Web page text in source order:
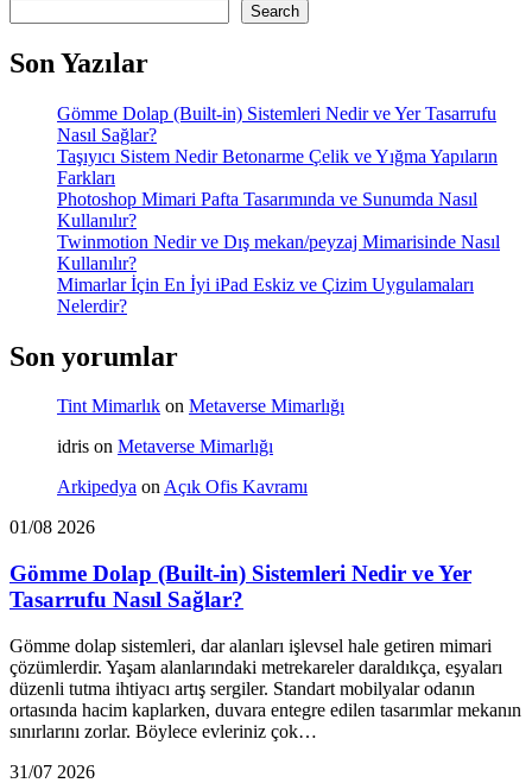
Search
Son Yazılar
Gömme Dolap (Built-in) Sistemleri Nedir ve Yer Tasarrufu
Nasıl Sağlar?
Taşıyıcı Sistem Nedir Betonarme Çelik ve Yığma Yapıların
Farkları
Photoshop Mimari Pafta Tasarımında ve Sunumda Nasıl
Kullanılır?
Twinmotion Nedir ve Dış mekan/peyzaj Mimarisinde Nasıl
Kullanılır?
Mimarlar İçin En İyi iPad Eskiz ve Çizim Uygulamaları
Nelerdir?
Son yorumlar
Tint Mimarlık on Metaverse Mimarlığı
idris on Metaverse Mimarlığı
Arkipedya onAçık Ofis Kavramı
01/08 2026
Gömme Dolap (Built-in) Sistemleri Nedir ve Yer
Tasarrufu Nasıl Sağlar?
Gömme dolap sistemleri, dar alanları işlevsel hale getiren mimari
çözümlerdir. Yaşam alanlarındaki metrekareler daraldıkça, eşyaları
düzenli tutma ihtiyacı artış sergiler. Standart mobilyalar odanın
ortasında hacim kaplarken, duvara entegre edilen tasarımlar mekanın
sınırlarını zorlar. Böylece evleriniz çok…
31/07 2026